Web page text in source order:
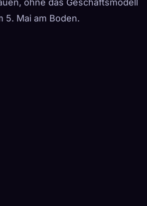
ohne das Geschäftsmodell
5. Mai am Boden.